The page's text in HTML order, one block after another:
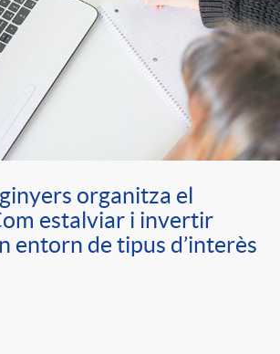
organitza el
estalviar i invertir
entorn de tipus d’interès